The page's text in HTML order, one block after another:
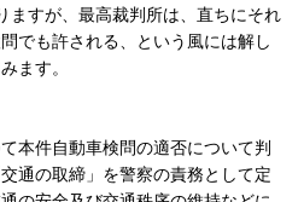
ますが、最高裁判所は、直ちにそれ
でも許される、という風には解し
ます。
本件自動車検問の適否について判
通の取締」を警察の責務として定